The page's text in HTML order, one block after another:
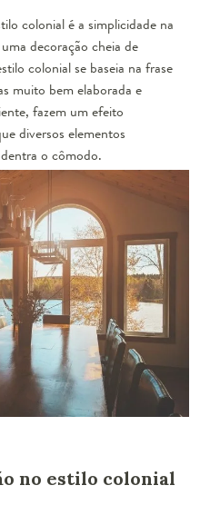
colonial é a simplicidade na
decoração cheia de
colonial se baseia na frase
muito bem elaborada e
fazem um efeito
diversos elementos
o cômodo.
no estilo colonial